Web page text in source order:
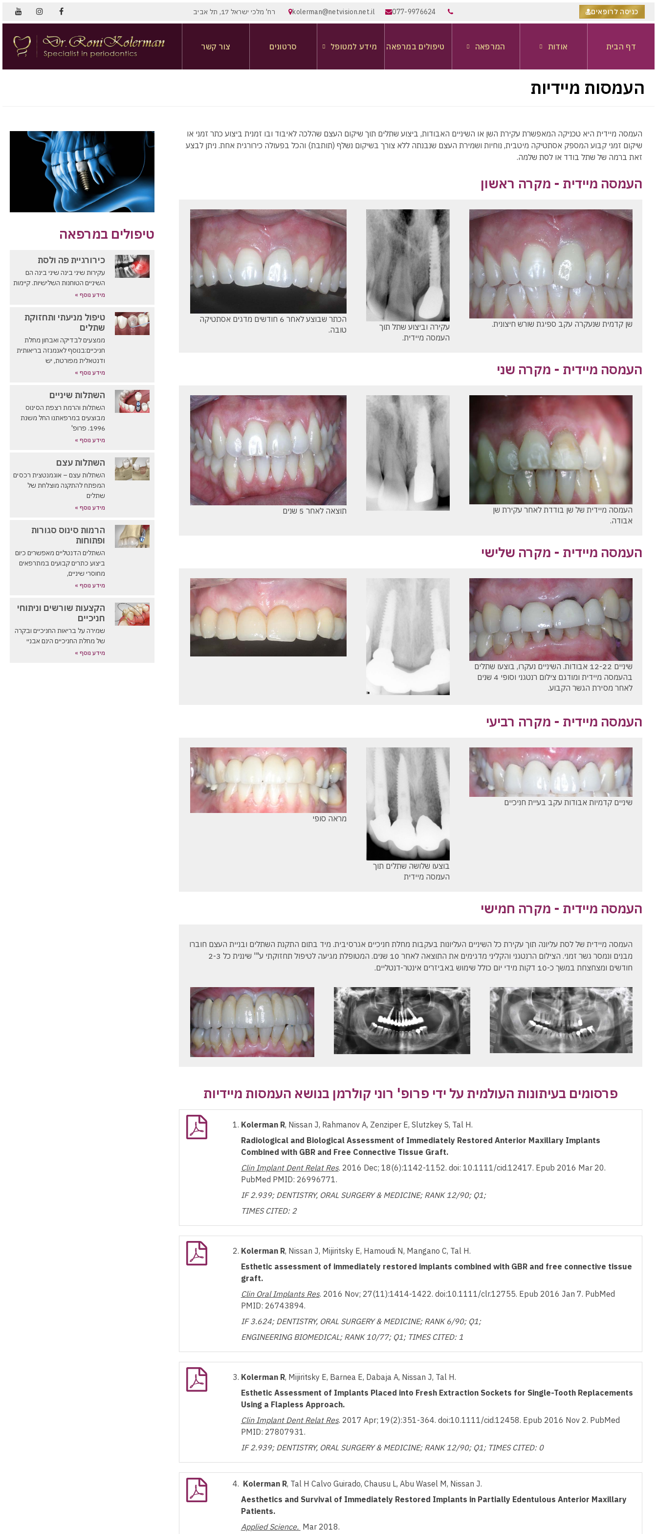
כניסה לרופאים 077-9976624
kolerman@netvision.net.il רח' מלכי ישראל 17, תל אביב
דף הבית אודות המרפאה טיפולים במרפאה מידע למטופל סרטונים צור קשר
העמסות מיידיות
העמסה מיידית היא טכניקה המאפשרת עקירת השן או השיניים האבודות, ביצוע שתלים תוך שיקום העצם שהלכה לאיבוד ובו זמנית ביצוע כתר זמני או
שיקום זמני קבוע המספק אסתטיקה מיטבית, נוחיות ושמירת העצם שנבנתה ללא צורך בשיקום נשלף (תותבת) והכל בפעולה כירורגית אחת. ניתן לבצע
זאת ברמה של שתל בודד או לסת שלמה.
העמסה מיידית - מקרה ראשון
שן קדמית שנעקרה עקב ספיגת שורש חיצונית.
עקירה וביצוע שתל תוך
העמסה מיידית.
הכתר שבוצע לאחר 6 חודשים מדגים אסתטיקה
טובה.
העמסה מיידית - מקרה שני
העמסה מיידית של שן בודדת לאחר עקירת שן
אבודה.
תוצאה לאחר 5 שנים
העמסה מיידית - מקרה שלישי
שיניים 12-22 אבודות. השיניים נעקרו, בוצעו שתלים
בהעמסה מיידית ומודגם צילום רנטגני וסופי 4 שנים
לאחר מסירת הגשר הקבוע.
העמסה מיידית - מקרה רביעי
שיניים קדמיות אבודות עקב בעיית חניכיים
בוצעו שלושה שתלים תוך
העמסה מיידית
מראה סופי
העמסה מיידית - מקרה חמישי
העמסה מיידית של לסת עליונה תוך עקירת כל השיניים העליונות בעקבות מחלת חניכיים אגרסיבית. מיד בתום התקנת השתלים ובניית העצם חוברו
מבנים ונמסר גשר זמני. הצילום הרנטגני והקליני מדגימים את התוצאה לאחר 10 שנים. המטופלת מגיעה לטיפול תחזוקתי ע"' שיננית כל 2-3
חודשים ומצחצחת במשך כ-10 דקות מידי יום כולל שימוש באביזרים אינטר-דנטליים.
פרסומים בעיתונות העולמית על ידי פרופ' רוני קולרמן בנושא העמסות מיידיות
Kolerman R, Nissan J, Rahmanov A, Zenziper E, Slutzkey S, Tal H.
Radiological and Biological Assessment of Immediately Restored Anterior Maxillary Implants
Combined with GBR and Free Connective Tissue Graft.
Clin Implant Dent Relat Res. 2016 Dec; 18(6):1142-1152. doi: 10.1111/cid.12417. Epub 2016 Mar 20.
PubMed PMID: 26996771.
IF 2.939; DENTISTRY, ORAL SURGERY & MEDICINE; RANK 12/90; Q1;
TIMES CITED: 2
Kolerman R, Nissan J, Mijiritsky E, Hamoudi N, Mangano C, Tal H.
Esthetic assessment of immediately restored implants combined with GBR and free connective tissue
graft.
Clin Oral Implants Res. 2016 Nov; 27(11):1414-1422. doi:10.1111/clr.12755. Epub 2016 Jan 7. PubMed
PMID: 26743894.
IF 3.624; DENTISTRY, ORAL SURGERY & MEDICINE; RANK 6/90; Q1;
ENGINEERING BIOMEDICAL; RANK 10/77; Q1; TIMES CITED: 1
Kolerman R, Mijiritsky E, Barnea E, Dabaja A, Nissan J, Tal H.
Esthetic Assessment of Implants Placed into Fresh Extraction Sockets for Single-Tooth Replacements
Using a Flapless Approach.
Clin Implant Dent Relat Res. 2017 Apr; 19(2):351-364. doi:10.1111/cid.12458. Epub 2016 Nov 2. PubMed
PMID: 27807931.
IF 2.939; DENTISTRY, ORAL SURGERY & MEDICINE; RANK 12/90; Q1; TIMES CITED: 0
Kolerman R, Tal H Calvo Guirado, Chausu L, Abu Wasel M, Nissan J.
Aesthetics and Survival of Immediately Restored Implants in Partially Edentulous Anterior Maxillary
Patients.
Applied Science. Mar 2018.
טיפולים במרפאה
כירורגיית פה ולסת
עקירות שיני בינה שיני בינה הם
השיניים הטוחנות השלישיות. קיימות
מידע נוסף »
טיפול מניעתי ותחזוקת
שתלים
ממצעים לבדיקה ואבחון מחלת
חניכיים:בנוסף לאנמנזה בריאותית
ודנטאלית מפורטת, יש
מידע נוסף »
השתלות שיניים
השתלות והרמת רצפת הסינוס
מבוצעים במרפאתנו החל משנת
1996. פרופ'
מידע נוסף »
השתלות עצם
השתלות עצם – אוגמנטצית רכסים
המפתח להתקנה מוצלחת של
שתלים
מידע נוסף »
הרמות סינוס סגורות
ופתוחות
השתלים הדנטליים מאפשרים כיום
ביצוע כתרים קבועים במתרפאים
מחוסרי שיניים,
מידע נוסף »
הקצעות שורשים וניתוחי
חניכיים
שמירה על בריאות החניכיים ובקרה
של מחלת החניכיים הינם אבניי
מידע נוסף »